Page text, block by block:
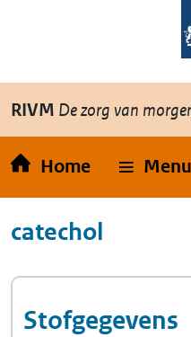
Overslaan en naar de inhoud
RIVM De zorg van
Home Menu
catechol
Stofgegevens